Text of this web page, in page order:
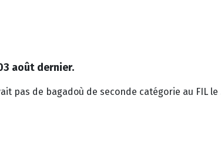
août dernier.
pas de bagadoù de seconde catégorie au FIL